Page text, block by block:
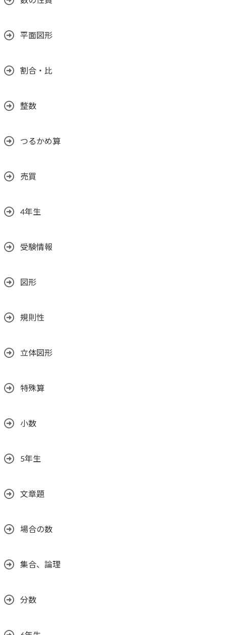
平面図形
割合・比
整数
つるかめ算
売買
4年生
受験情報
図形
規則性
立体図形
特殊算
小数
5年生
文章題
場合の数
集合、論理
分数